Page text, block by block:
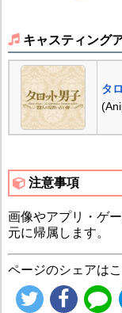
キャスティング
タ
注意事項
画像やアプリ・ゲ
元に帰属します。
ページのシェアは